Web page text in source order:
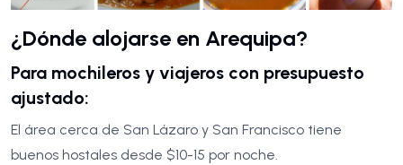
¿Dónde alojarse en Arequipa?
Para mochileros y viajeros con presupuesto
ajustado:
El área cerca de San Lázaro y San Francisco tiene
buenos hostales desde $10-15 por noche.